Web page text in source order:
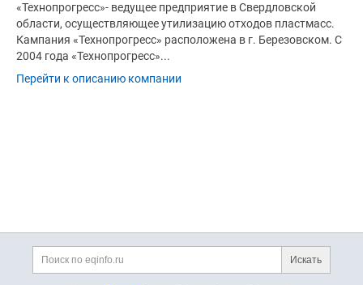
«Технопрогресс»- ведущее предприятие в Свердловской
области, осуществляющее утилизацию отходов пластмасс.
Кампания «Технопрогресс» расположена в г. Березовском. С
2004 года «Технопрогресс»...
Перейти к описанию компании
Дополнительная информация
Поиск по сайту и
Искать